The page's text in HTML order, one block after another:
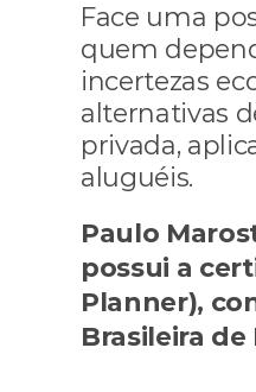
Face uma
quem
incertezas
alternativas
privada,
aluguéis.
Paulo
possui a
Planner),